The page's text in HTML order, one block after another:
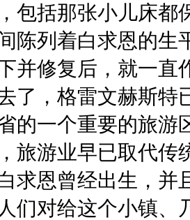
包括那张小儿床
陈列着白求恩的生
并修复后，就一直
了，格雷文赫斯
的一个重要的旅游
旅游业早已取代传
求恩曾经出生，并
们对给这个小镇、